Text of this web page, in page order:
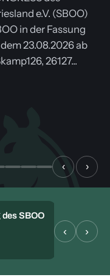
e.V. (SBOO)
in der Fassung
23.08.2026 ab
26127...
‹ ›
SBOO
28
AUG.
‹ ›